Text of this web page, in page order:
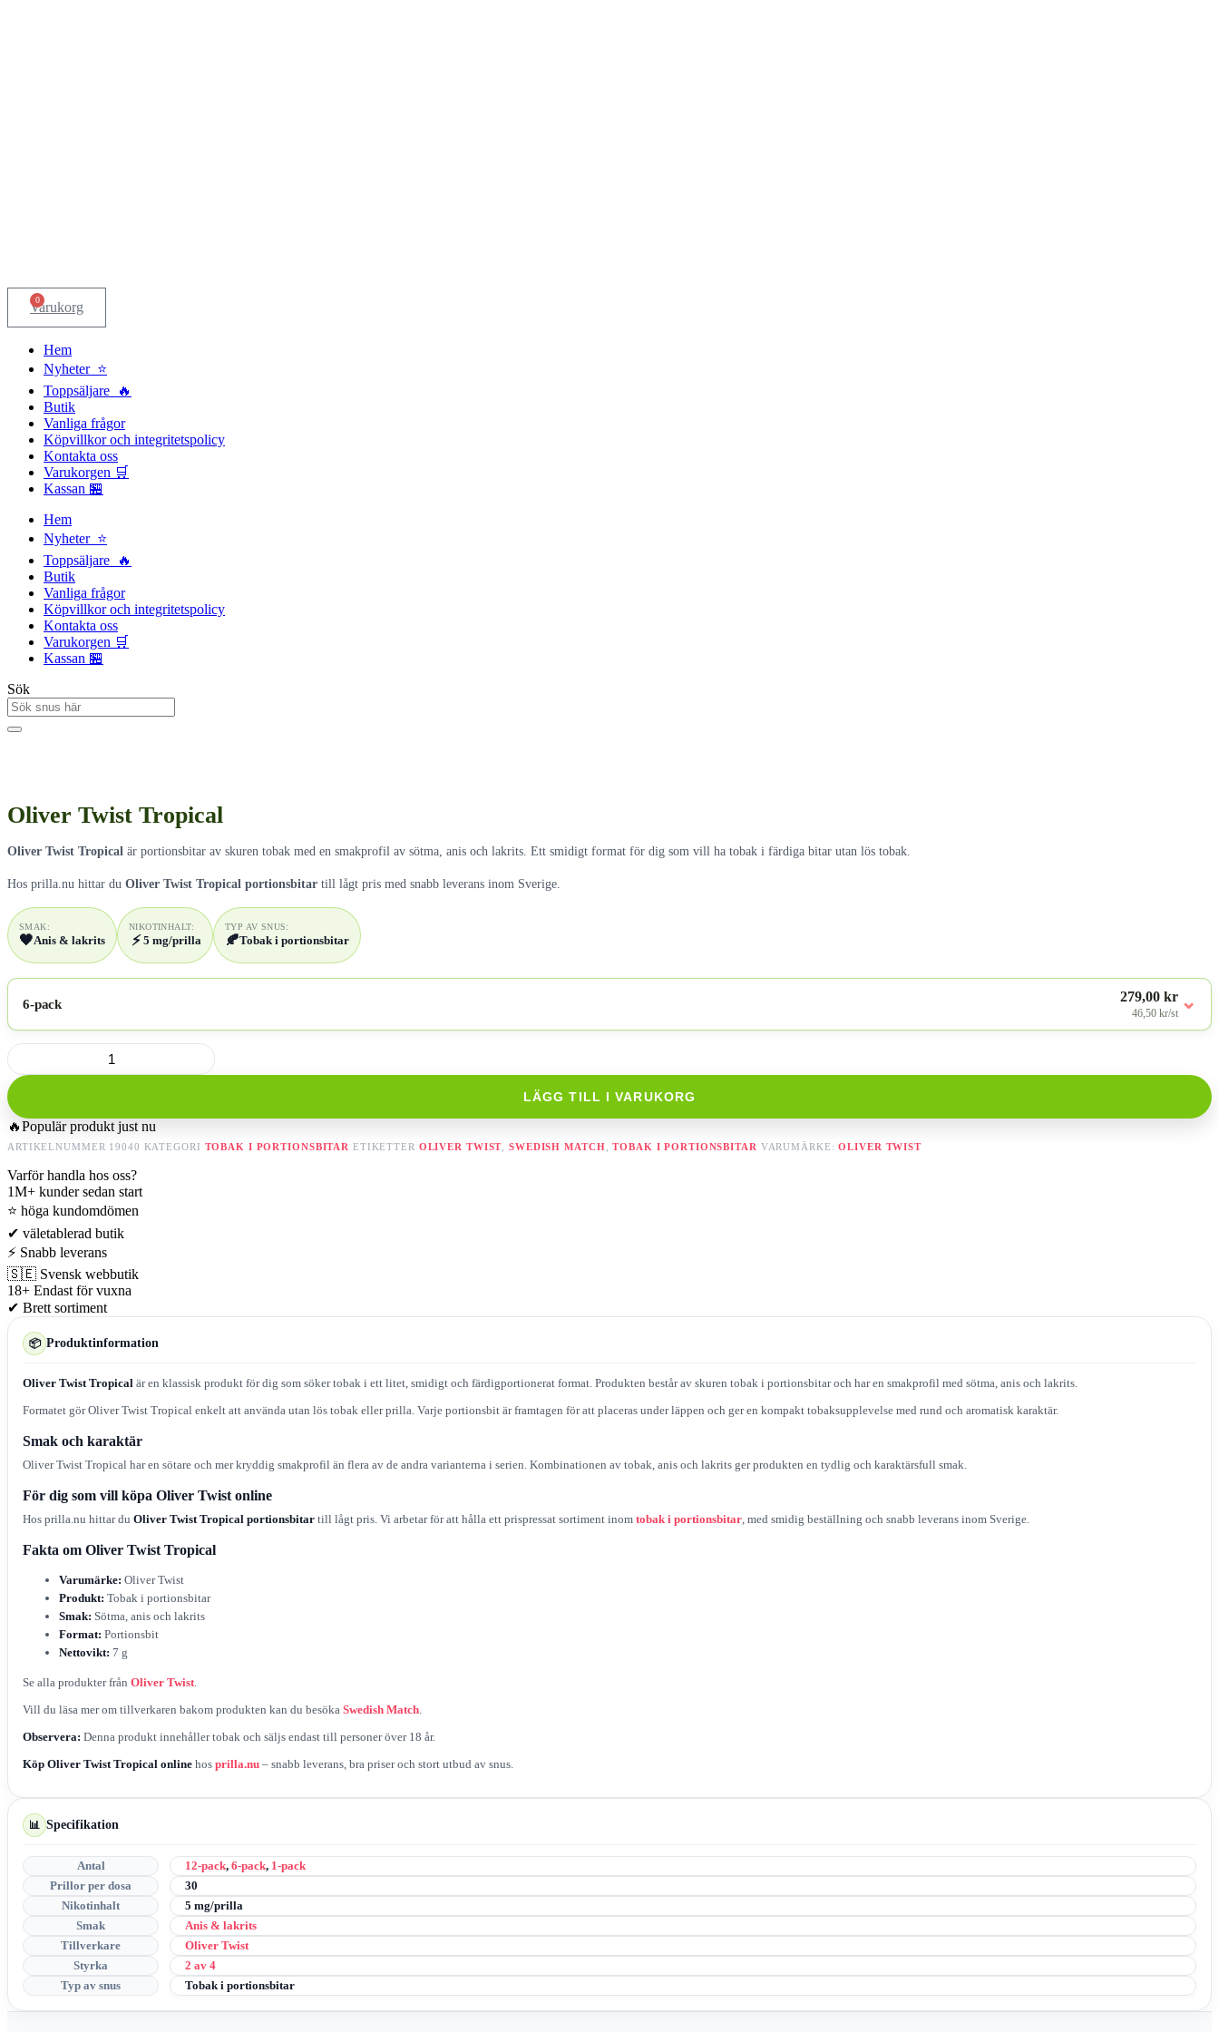
0
Varukorg
Hem
Nyheter ⭐
Toppsäljare 🔥
Butik
Vanliga frågor
Köpvillkor och integritetspolicy
Kontakta oss
Varukorgen 🛒
Kassan 🏪
Hem
Nyheter ⭐
Toppsäljare 🔥
Butik
Vanliga frågor
Köpvillkor och integritetspolicy
Kontakta oss
Varukorgen 🛒
Kassan 🏪
Sök
Oliver Twist Tropical
Oliver Twist Tropical är portionsbitar av skuren tobak med en smakprofil av sötma, anis och lakrits. Ett smidigt format för dig som vill ha tobak i färdiga bitar utan lös tobak.
Hos prilla.nu hittar du Oliver Twist Tropical portionsbitar till lågt pris med snabb leverans inom Sverige.
SMAK:
🖤Anis & lakrits
NIKOTINHALT:
⚡ 5 mg/prilla
TYP AV SNUS:
🍂Tobak i portionsbitar
6-pack 279,00 kr
46,50 kr/st ⌄
Oliver
Twist
Tropical
mängd
LÄGG TILL I VARUKORG
🔥Populär produkt just nu
ARTIKELNUMMER 19040 KATEGORI TOBAK I PORTIONSBITAR ETIKETTER OLIVER TWIST ,SWEDISH MATCH ,TOBAK I PORTIONSBITAR VARUMÄRKE:OLIVER TWIST
Varför handla hos oss?
1M+ kunder sedan start
⭐ höga kundomdömen
✔ väletablerad butik
⚡ Snabb leverans
🇸🇪 Svensk webbutik
18+ Endast för vuxna
✔ Brett sortiment
📦 Produktinformation
Oliver Twist Tropical är en klassisk produkt för dig som söker tobak i ett litet, smidigt och färdigportionerat format. Produkten består av skuren tobak i portionsbitar och har en smakprofil med sötma, anis och lakrits.
Formatet gör Oliver Twist Tropical enkelt att använda utan lös tobak eller prilla. Varje portionsbit är framtagen för att placeras under läppen och ger en kompakt tobaksupplevelse med rund och aromatisk karaktär.
Smak och karaktär
Oliver Twist Tropical har en sötare och mer kryddig smakprofil än flera av de andra varianterna i serien. Kombinationen av tobak, anis och lakrits ger produkten en tydlig och karaktärsfull smak.
För dig som vill köpa Oliver Twist online
Hos prilla.nu hittar du Oliver Twist Tropical portionsbitar till lågt pris. Vi arbetar för att hålla ett prispressat sortiment inom tobak i portionsbitar , med smidig beställning och snabb leverans inom Sverige.
Fakta om Oliver Twist Tropical
Varumärke: Oliver Twist
Produkt: Tobak i portionsbitar
Smak: Sötma, anis och lakrits
Format: Portionsbit
Nettovikt: 7 g
Se alla produkter från Oliver Twist
Vill du läsa mer om tillverkaren bakom produkten kan du besöka Swedish Match
Observera: Denna produkt innehåller tobak och säljs endast till personer över 18 år.
Köp Oliver Twist Tropical online hos prilla.nu – snabb leverans, bra priser och stort utbud av snus.
📊 Specifikation
Antal 12-pack, 6-pack, 1-pack
Prillor per dosa
30
Nikotinhalt
5 mg/prilla
Smak
Anis & lakrits
Tillverkare
Oliver Twist
Styrka
2 av 4
Typ av snus
Tobak i portionsbitar